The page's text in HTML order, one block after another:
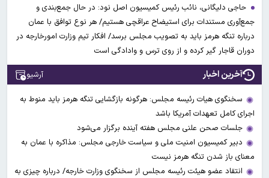
حاجی دلیگانی، نائب رئیس کمیسیون اصل نود: در حال جمع‌بندی و
جمع‌آوری مستندات برای استیضاح عراقچی هستیم/ هر نوع توافق با عمان
درباره تنگه هرمز باید به تصویب مجلس برسد/ افکار تیم وزارت امورخارجه در
دوران قاجار گیر کرده و از روی ترس و وادادگی است
آخرین اخبار آرشیو
سخنگوی هیات رئیسه مجلس: هرگونه بازگشایی تنگه هرمز باید منوط به
اجرای کامل تعهدات آمریکا باشد
جلسات صحن علنی مجلس هفته آینده برگزار می‌شود
دبیر کمیسیون امنیت ملی و سیاست خارجی مجلس: مذاکره با عمان به
معنای باز شدن تنگه هرمز نیست
انتقاد عضو هیئت رئیسه مجلس از سخنگوی وزارت خارجه/ درباره چیزی به